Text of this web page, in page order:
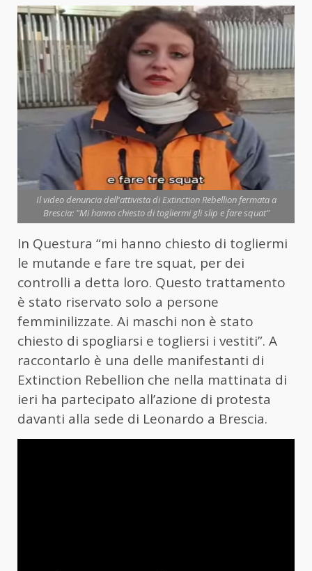
Il video denuncia dell'attivista di Extinction Rebellion fermata a
Brescia: "Mi hanno chiesto di togliermi gli slip e fare squat"
In Questura “mi hanno chiesto di togliermi
le mutande e fare tre squat, per dei
controlli a detta loro. Questo trattamento
è stato riservato solo a persone
femminilizzate. Ai maschi non è stato
chiesto di spogliarsi e togliersi i vestiti”. A
raccontarlo è una delle manifestanti di
Extinction Rebellion che nella mattinata di
ieri ha partecipato all’azione di protesta
davanti alla sede di Leonardo a Brescia.